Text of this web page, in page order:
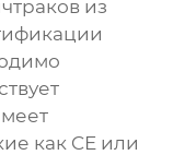
из
как CE или